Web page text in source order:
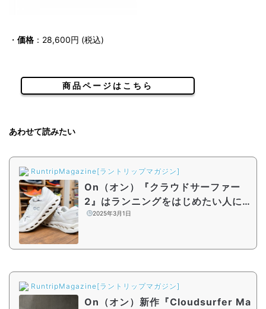
・ 価格 ：28,600円 (税込)
商品ページはこちら
あわせて読みたい
RuntripMagazine[ラントリップマガジン]
On（オン）『クラウドサーファー
2』はランニングをはじめたい人に
ぴったり！ 幅広いランナーにおす
2025年3月1日
RuntripMagazine[ラントリップマガジン]
On（オン）新作『Cloudsurfer Ma